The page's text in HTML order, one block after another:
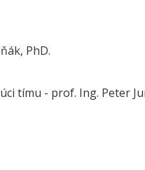
PhD.
tímu - prof. Ing. Peter